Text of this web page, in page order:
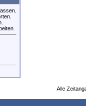
Alle